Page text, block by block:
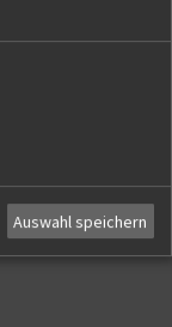
Auswahl speichern